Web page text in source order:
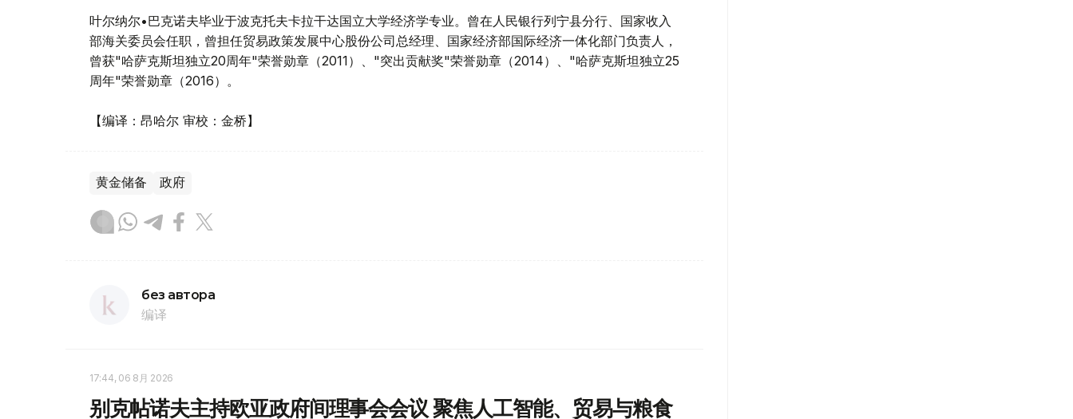
叶尔纳尔•巴克诺夫毕业于波克托夫卡拉干达国立大学经济学专业。曾在人民银行列宁县分行、国家收入
部海关委员会任职，曾担任贸易政策发展中心股份公司总经理、国家经济部国际经济一体化部门负责人，
曾获"哈萨克斯坦独立20周年"荣誉勋章（2011）、"突出贡献奖"荣誉勋章（2014）、"哈萨克斯坦独立25
周年"荣誉勋章（2016）。
【编译：昂哈尔 审校：金桥】
黄金储备 政府
без автора
编译
17:44, 06 8月 2026
别克帖诺夫主持欧亚政府间理事会会议 聚焦人工智能、贸易与粮食